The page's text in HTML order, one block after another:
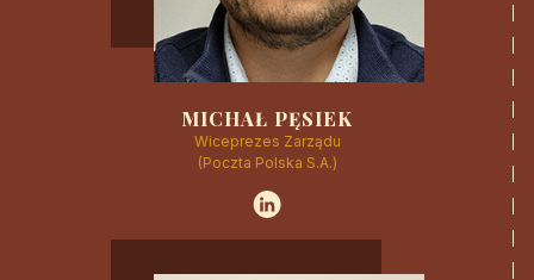
CZYTAJ WIĘCEJ
MICHAŁ PĘSIEK
Wiceprezes Zarządu
(Poczta Polska S.A.)